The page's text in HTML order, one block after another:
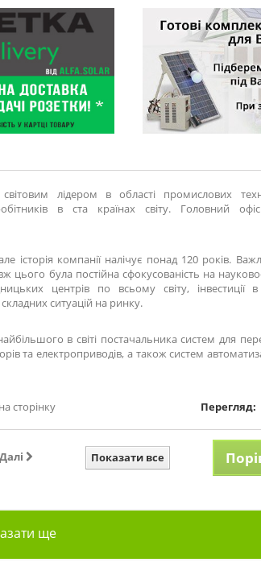
лідером в області промислових
в ста країнах світу. Головний
історія компанії налічує понад 120 років.
цього була постійна сфокусованість на науково-
центрів по всьому світу, інвестиції в
ситуацій на ринку.
в світі постачальника систем для
та електроприводів, а також систем
Перегляд:
на сторінку
Показати все
Далі
ще